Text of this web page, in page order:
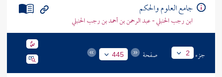
جامع العلوم والحكم
ابن رجب الحنبلي - عبد الرحمن بن أحمد بن رجب الحنبلي
جزء 2 صفحة 445